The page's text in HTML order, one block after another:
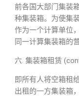
前各国大部门集装
种集装箱。为使集
作为一个计算单位
同一计算集装箱的
六. 集装箱租赁
即所有人将空箱租
出租的一方集装箱